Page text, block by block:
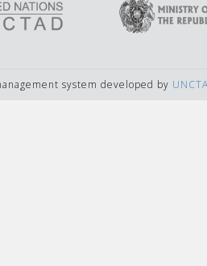
system developed by